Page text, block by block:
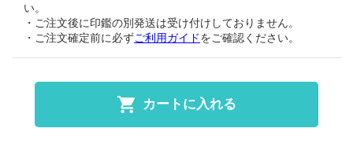
い。
・ご注文後に印鑑の別発送は受け付けしておりません。
・ご注文確定前に必ずご利用ガイドをご確認ください。
カートに入れる